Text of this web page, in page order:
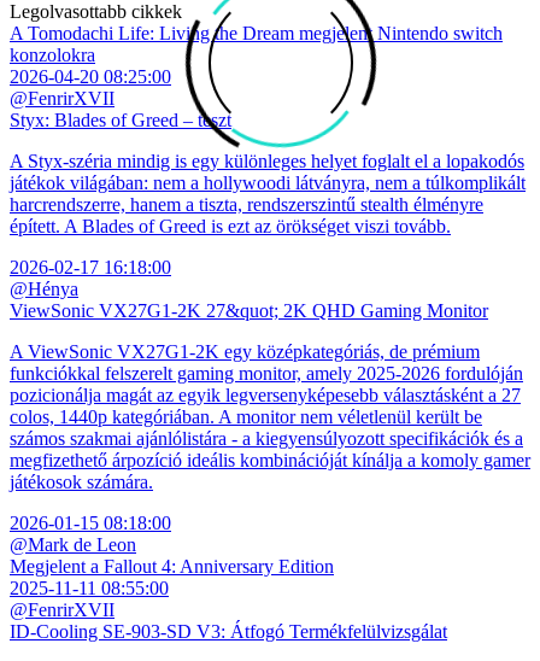
Legolvasottabb cikkek
A Tomodachi Life: Living the Dream megjelent Nintendo switch
konzolokra
2026-04-20 08:25:00
@FenrirXVII
Styx: Blades of Greed – teszt
A Styx-széria mindig is egy különleges helyet foglalt el a lopakodós
játékok világában: nem a hollywoodi látványra, nem a túlkomplikált
harcrendszerre, hanem a tiszta, rendszerszintű stealth élményre
épített. A Blades of Greed is ezt az örökséget viszi tovább.
2026-02-17 16:18:00
@Hénya
ViewSonic VX27G1-2K 27&quot; 2K QHD Gaming Monitor
A ViewSonic VX27G1-2K egy középkategóriás, de prémium
funkciókkal felszerelt gaming monitor, amely 2025-2026 fordulóján
pozicionálja magát az egyik legversenyképesebb választásként a 27
colos, 1440p kategóriában. A monitor nem véletlenül került be
számos szakmai ajánlólistára - a kiegyensúlyozott specifikációk és a
megfizethető árpozíció ideális kombinációját kínálja a komoly gamer
játékosok számára.
2026-01-15 08:18:00
@Mark de Leon
Megjelent a Fallout 4: Anniversary Edition
2025-11-11 08:55:00
@FenrirXVII
ID-Cooling SE-903-SD V3: Átfogó Termékfelülvizsgálat